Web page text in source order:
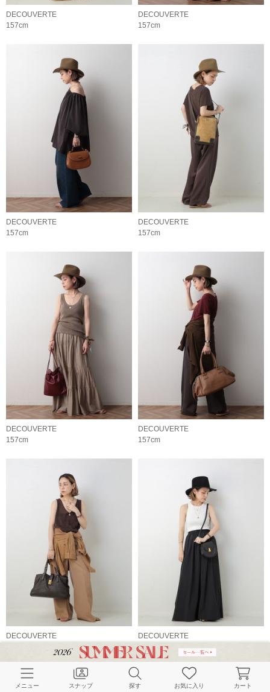
DECOUVERTE
157cm
DECOUVERTE
157cm
DECOUVERTE
157cm
DECOUVERTE
157cm
DECOUVERTE
157cm
DECOUVERTE
157cm
DECOUVERTE
DECOUVERTE
157cm
メニュー スナップ 探す お気に入り カート